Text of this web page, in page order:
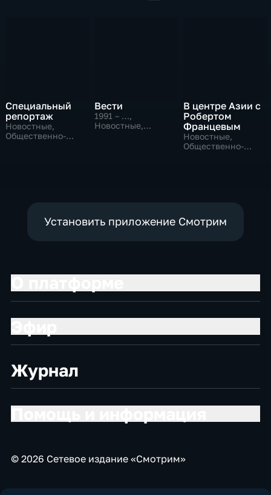
Специальный
репортаж
Новостные,
Общественно-
Вести
1991 – …,
Новостные,
В центре Азии с
Робертом
Францевым
Новостные,
Общественно-
Установить приложение Смотрим
Журнал
© 2026 Сетевое издание «Смотрим»